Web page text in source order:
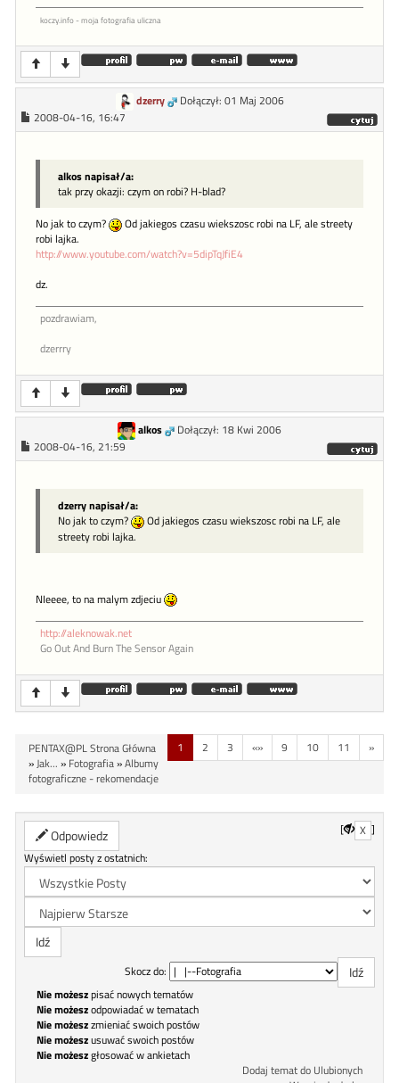
koczy.info - moja fotografia uliczna
dzerry
Dołączył: 01 Maj 2006
2008-04-16, 16:47
alkos napisał/a:
tak przy okazji: czym on robi? H-blad?
No jak to czym?
Od jakiegos czasu wiekszosc robi na LF, ale streety
robi lajka.
http://www.youtube.com/watch?v=5dipTqJfiE4
dz.
pozdrawiam,
dzerrry
alkos
Dołączył: 18 Kwi 2006
2008-04-16, 21:59
dzerry napisał/a:
No jak to czym?
Od jakiegos czasu wiekszosc robi na LF, ale
streety robi lajka.
NIeeee, to na malym zdjeciu
http://aleknowak.net
Go Out And Burn The Sensor Again
1 2 3 «» 9 10 11 »
PENTAX@PL Strona Główna
»Jak... » Fotografia»Albumy
fotograficzne - rekomendacje
Odpowiedz [ X ]
Wyświetl posty z ostatnich:
Skocz do:
Nie możeszpisać nowych tematów
Nie możeszodpowiadać w tematach
Nie możeszzmieniać swoich postów
Nie możeszusuwać swoich postów
Nie możeszgłosować w ankietach
Dodaj temat do Ulubionych